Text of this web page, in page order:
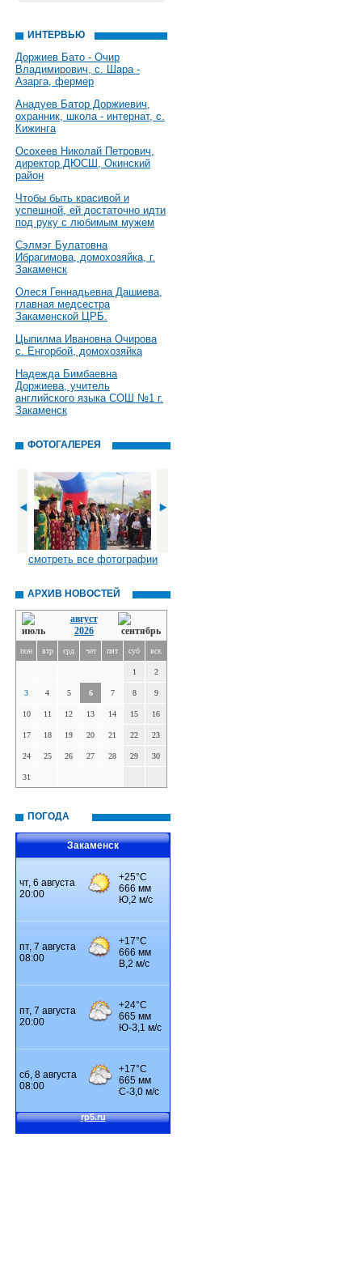
ИНТЕРВЬЮ
Доржиев Бато - Очир
Владимирович, с. Шара -
Азарга, фермер
Анадуев Батор Доржиевич,
охранник, школа - интернат, с.
Кижинга
Осохеев Николай Петрович,
директор ДЮСШ, Окинский
район
Чтобы быть красивой и
успешной, ей достаточно идти
под руку с любимым мужем
Сэлмэг Булатовна
Ибрагимова, домохозяйка, г.
Закаменск
Олеся Геннадьевна Дашиева,
главная медсестра
Закаменской ЦРБ.
Цыпилма Ивановна Очирова
с. Енгорбой, домохозяйка
Надежда Бимбаевна
Доржиева, учитель
английского языка СОШ №1 г.
Закаменск
ФОТОГАЛЕРЕЯ
смотреть все фотографии
АРХИВ НОВОСТЕЙ
август
2026
пон втр срд чет пят суб вск
1 2
3 4 5 6 7 8 9
10 11 12 13 14 15 16
17 18 19 20 21 22 23
24 25 26 27 28 29 30
31
ПОГОДА
Закаменск